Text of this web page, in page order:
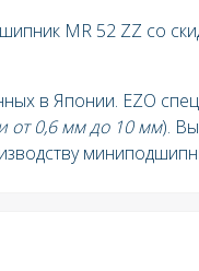
MR 52 ZZ со
в Японии. EZO
от 0,6 мм до 10 мм).